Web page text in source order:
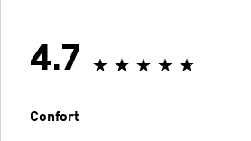
4.7
Confort